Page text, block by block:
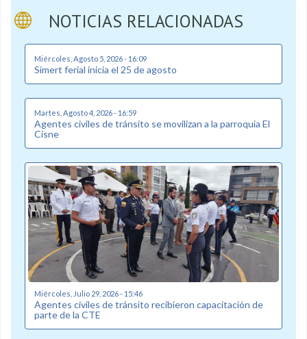
NOTICIAS RELACIONADAS
Miércoles, Agosto 5, 2026 - 16:09
Simert ferial inicia el 25 de agosto
Martes, Agosto 4, 2026 - 16:59
Agentes civiles de tránsito se movilizan a la parroquia El
Cisne
Miércoles, Julio 29, 2026 - 15:46
Agentes civiles de tránsito recibieron capacitación de
parte de la CTE